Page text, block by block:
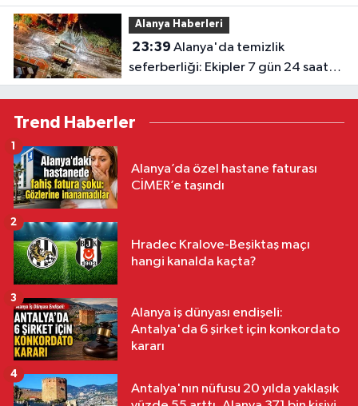
Öztürk'ten tebrik
Alanya Haberleri
23:39
seferberliği: Ekipler 7 gün 24 saat
sahada
Trend Haberler
Alanya’da özel hastane faturası
CİMER’e taşındı
1
Hradec Kralove-Beşiktaş maçı
hangi kanalda kaçta?
2
Alanya iş dünyası endişeli:
Antalya'da 6 şirket için konkordato
kararı
3
Antalya'nın nüfusu 20 yılda yaklaşık
4